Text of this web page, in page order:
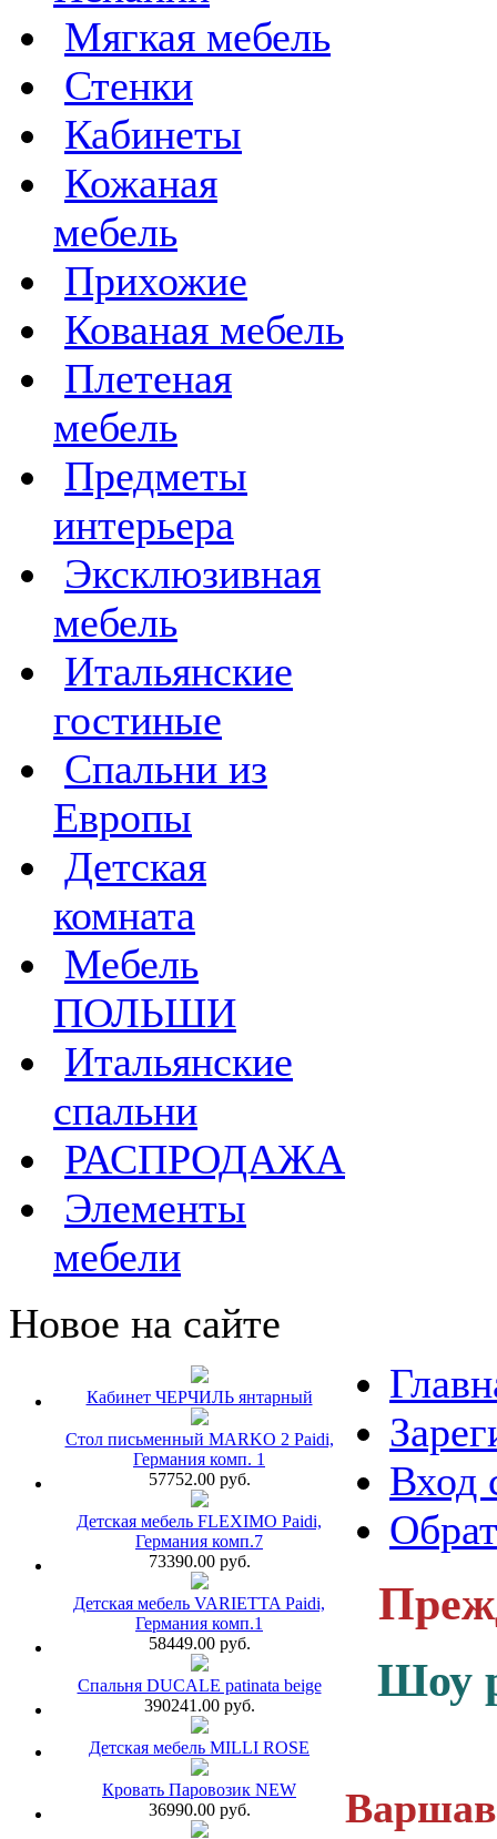
Мягкая мебель
Стенки
Кабинеты
Кожаная
мебель
Прихожие
Кованая мебель
Плетеная
мебель
Предметы
интерьера
Эксклюзивная
мебель
Итальянские
гостиные
Спальни из
Европы
Детская
комната
Мебель
ПОЛЬШИ
Итальянские
спальни
РАСПРОДАЖА
Элементы
мебели
Новое на сайте
Кабинет ЧЕРЧИЛЬ янтарный
Стол письменный MARKO 2 Paidi,
Германия комп. 1
57752.00 руб.
Детская мебель FLEXIMO Paidi,
Германия комп.7
73390.00 руб.
Детская мебель VARIETTA Paidi,
Германия комп.1
58449.00 руб.
Спальня DUCALE patinata beige
390241.00 руб.
Детская мебель MILLI ROSE
Кровать Паровозик NEW
36990.00 руб.
Вход
Шоу